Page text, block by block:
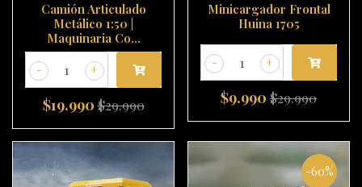
Camión Articulado
Metálico 1:50 |
Maquinaria Co...
+
-
$19.990 $29.990
Minicargador Frontal
Huina 1705
+
-
$9.990 $29.990
-60%